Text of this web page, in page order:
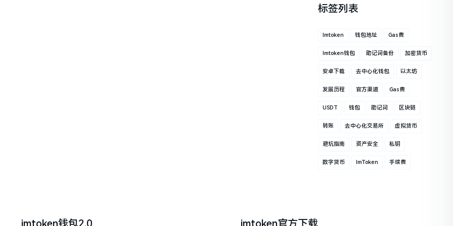
标签列表
Imtoken 钱包地址 Gas费
Imtoken钱包 助记词备份 加密货币
安卓下载 去中心化钱包 以太坊
发展历程 官方渠道 Gas费
USDT 钱包 助记词 区块链
转账 去中心化交易所 虚拟货币
避坑指南 资产安全 私钥
数字货币 ImToken 手续费